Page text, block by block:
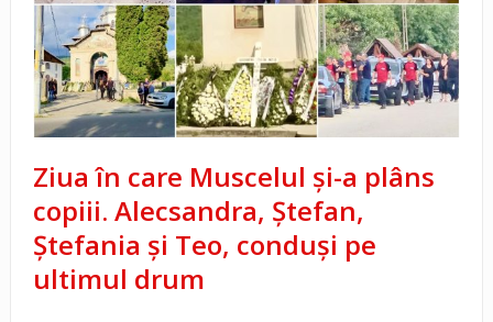
Ziua în care Muscelul și-a plâns
copiii. Alecsandra, Ștefan,
Ștefania și Teo, conduși pe
ultimul drum